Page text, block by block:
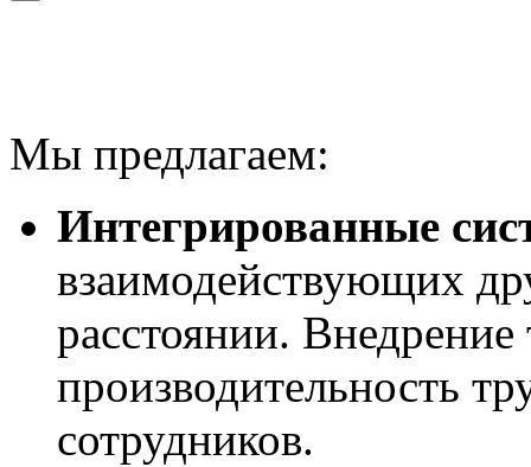
Мы предлагаем:
Интегрированные
взаимодействующих
расстоянии.
производительность
сотрудников.